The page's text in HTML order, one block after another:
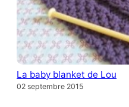
La baby blanket de Lou
02 septembre 2015